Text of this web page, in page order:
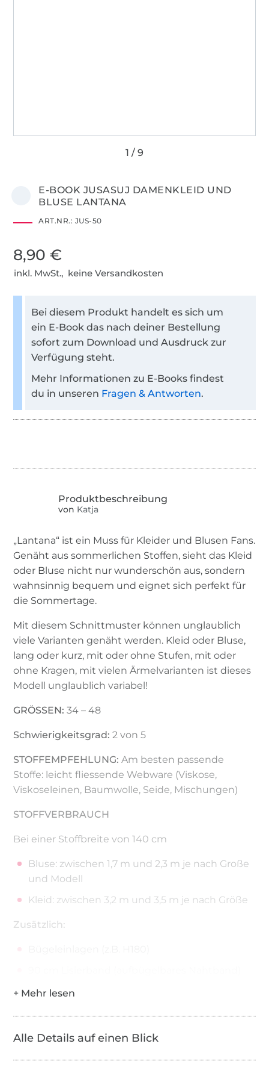
E-BOOK JUSASUJ DAMENKLEID UND
BLUSE LANTANA
ART.NR.: JUS-50
8,90 €
inkl. MwSt., keine Versandkosten
Bei diesem Produkt handelt es sich um
ein E-Book das nach deiner Bestellung
sofort zum Download und Ausdruck zur
Verfügung steht.
Mehr Informationen zu E-Books findest
du in unseren Fragen & Antworten.
von Katja
„Lantana“ ist ein Muss für Kleider und Blusen Fans.
Genäht aus sommerlichen Stoffen, sieht das Kleid
oder Bluse nicht nur wunderschön aus, sondern
wahnsinnig bequem und eignet sich perfekt für
die Sommertage.
Mit diesem Schnittmuster können unglaublich
viele Varianten genäht werden. Kleid oder Bluse,
lang oder kurz, mit oder ohne Stufen, mit oder
ohne Kragen, mit vielen Ärmelvarianten ist dieses
Modell unglaublich variabel!
GRÖSSEN: 34 – 48
Schwierigkeitsgrad: 2 von 5
STOFFEMPFEHLUNG: Am besten passende
Stoffe: leicht fliessende Webware (Viskose,
Viskoseleinen, Baumwolle, Seide, Mischungen)
STOFFVERBRAUCH
Bei einer Stoffbreite von 140 cm
Bluse: zwischen 1,7 m und 2,3 m je nach Große
und Modell
Kleid: zwischen 3,2 m und 3,5 m je nach Größe
Zusätzlich:
1,2 m Knopf, ca. 1,5 cm im Durchmesser (wird
Alle Details auf einen Blick